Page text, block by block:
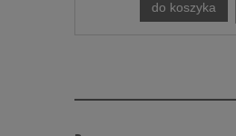
do koszyka